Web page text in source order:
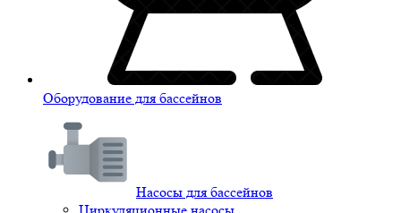
Оборудование для бассейнов
Насосы для бассейнов